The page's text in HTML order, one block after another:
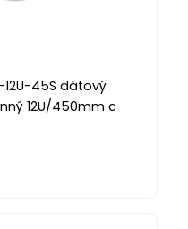
12U-45S dátový
12U/450mm c